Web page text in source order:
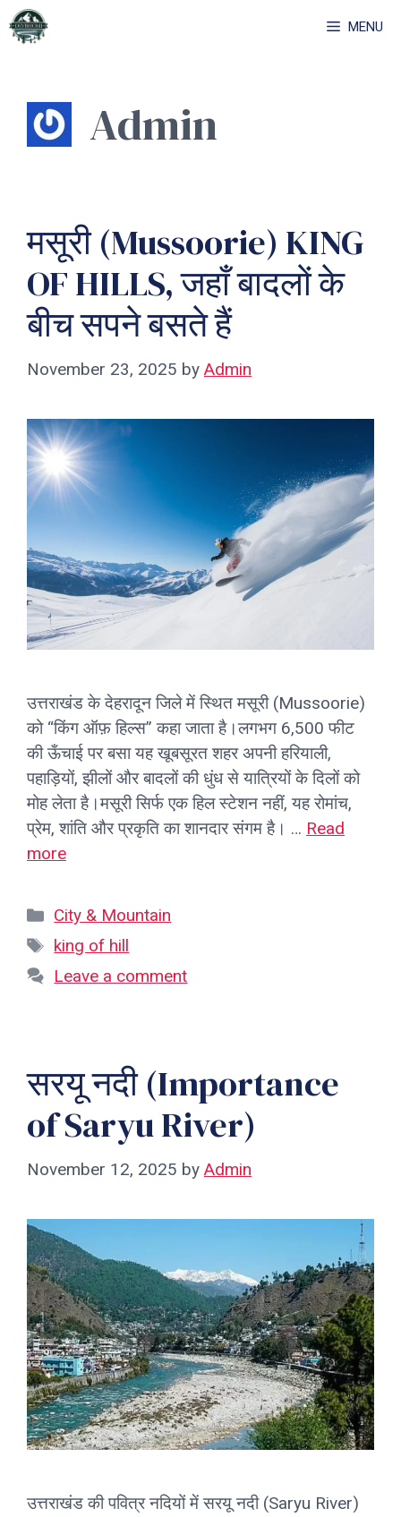
Skip
to
MENU
Admin
मसूरी (Mussoorie) KING
OF HILLS, जहाँ बादलों के
बीच सपने बसते हैं
November 23, 2025 by Admin
उत्तराखंड के देहरादून जिले में स्थित मसूरी (Mussoorie)
को “किंग ऑफ़ हिल्स” कहा जाता है।लगभग 6,500 फीट
की ऊँचाई पर बसा यह खूबसूरत शहर अपनी हरियाली,
पहाड़ियों, झीलों और बादलों की धुंध से यात्रियों के दिलों को
मोह लेता है।मसूरी सिर्फ एक हिल स्टेशन नहीं, यह रोमांच,
प्रेम, शांति और प्रकृति का शानदार संगम है। … Read
more
Categories
City & Mountain
Tags
king of hill
Leave a comment
सरयू नदी (Importance
of Saryu River)
November 12, 2025 by Admin
उत्तराखंड की पवित्र नदियों में सरयू नदी (Saryu River)